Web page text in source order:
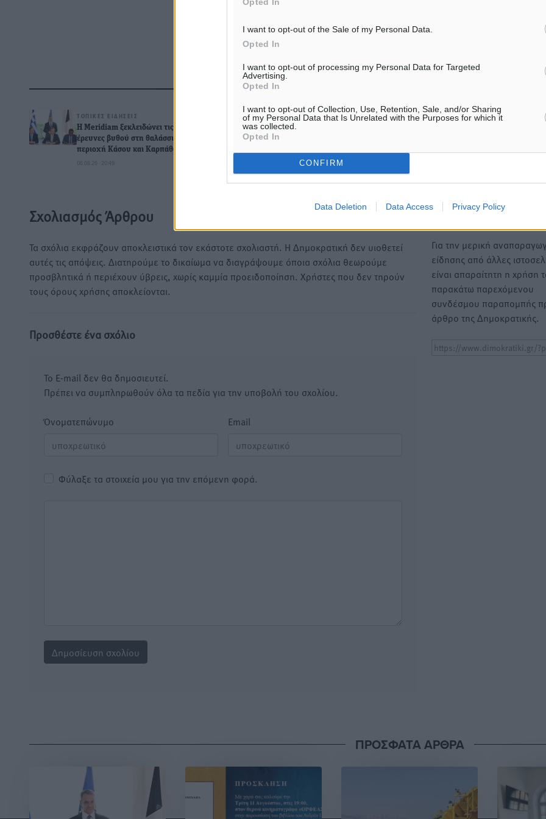
I want to opt-out of the Sale of my Personal Data.
Opted In
I want to opt-out of processing my Personal Data for Targeted
Advertising.
Opted In
I want to opt-out of Collection, Use, Retention, Sale, and/or Sharing
of my Personal Data that Is Unrelated with the Purposes for which it
was collected.
Opted In
CONFIRM
Data Deletion Data Access Privacy Policy
ΔΙΑΒΑΣΕ ΕΠΙΣΗΣ
ΤΟΠΙΚΈΣ ΕΙΔΉΣΕΙΣ
Η Meridiam ξεκλειδώνει τις
έρευνες βυθού στη θαλάσσια
περιοχή Κάσου και Καρπάθου
06.08.26 · 20:49
ΤΟΠΙΚΈΣ ΕΙΔΉΣΕΙΣ
Εγκρίθηκε η ηλεκτρική
διασύνδεση Ρόδου και Κω μέσω
ηπειρωτική Ελλάδα
06.08.26 · 18:58
ΤΟΠΙΚΈΣ ΕΙΔΉΣΕΙΣ
Νέο ανακαινισμένο
06.08.26 · 18:39
Σχολιασμός Άρθρου
Τα σχόλια εκφράζουν αποκλειστικά τον εκάστοτε σχολιαστή. Η Δημοκρατική δεν υιοθετεί
αυτές τις απόψεις. Διατηρούμε το δικαίωμα να διαγράψουμε όποια σχόλια θεωρούμε
προσβλητικά ή περιέχουν ύβρεις, χωρίς καμμία προειδοποίηση. Χρήστες που δεν τηρούν
τους όρους χρήσης αποκλείονται.
Προσθέστε ένα σχόλιο
Το E-mail δεν θα δημοσιευτεί.
Πρέπει να συμπληρωθούν όλα τα πεδία για την υποβολή του σχολίου.
Όνοματεπώνυμο Email
Φύλαξε τα στοιχεία μου για την επόμενη φορά.
Υπενθύμιση:
Για την μερική
είδησης από άλλες
είναι απαραίτητη η χρήση
παρακάτω παρεχόμενου
συνδέσμου παραπομπής
άρθρο της Δημοκρατικής.
ΠΡΟΣΦΑΤΑ ΑΡΘΡΑ